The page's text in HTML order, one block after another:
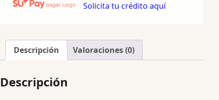
Solicita tu crédito aquí
Descripción Valoraciones (0)
Descripción